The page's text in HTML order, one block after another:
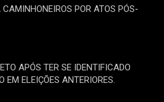
POR ATOS PÓS-
APÓS TER SE IDENTIFICADO
EM ELEIÇÕES ANTERIORES.